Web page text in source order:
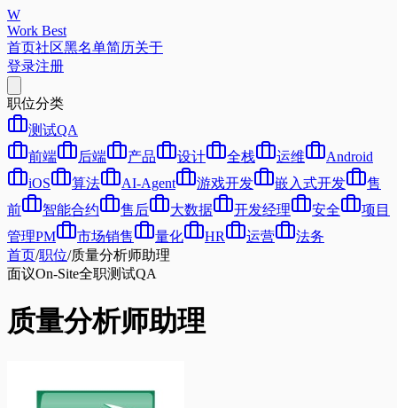
W
Work Best
首页社区黑名单简历关于
登录注册
职位分类
测试QA
前端
后端 产品 设计 全栈 运维
Android
iOS
算法 AI-Agent 游戏开发 嵌入式开发
售
前
智能合约 售后 大数据 开发经理 安全
项目
管理PM
市场销售 量化 HR 运营
法务
首页/职位/质量分析师助理
面议On-Site全职测试QA
质量分析师助理